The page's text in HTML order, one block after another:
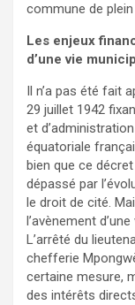
commune de
Les enjeux
d’une vie
Il n’a pas été fait
29 juillet 1942
et
équatoriale
bien que ce
dépassé par
le droit de cité.
l’avènement
L’arrêté du
chefferie
certaine mesure,
des intérêts